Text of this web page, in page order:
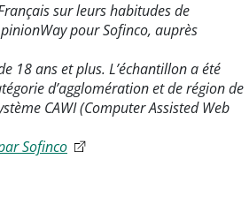
sur leurs habitudes de
pour Sofinco, auprès
18 ans et plus. L’échantillon a été
d’agglomération et de région de
CAWI (Computer Assisted Web
Sofinco